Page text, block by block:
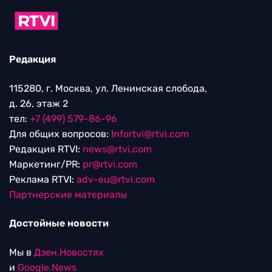
Редакция
115280, г. Москва, ул. Ленинская слобода,
д. 26, этаж 2
тел: +7 (499) 579-86-96
Для общих вопросов: Infortvi@rtvi.com
Редакция RTVI: news@rtvi.com
Маркетинг/PR: pr@rtvi.com
Реклама RTVI: adv-eu@rtvi.com
Партнерские материалы
Достойные новости
Мы в Дзен.Новостях
и Google.News